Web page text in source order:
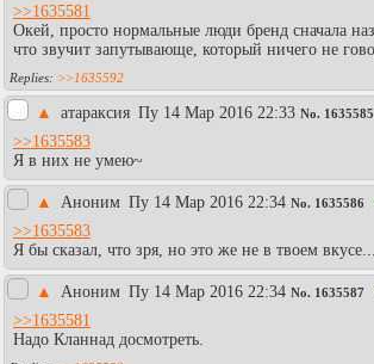
>>1635581
Окей, просто нормальные люди бренд сначала
что звучит запутывающе, который ничего не
>>1635592
▲ атараксия Пy 14 Мар 2016 22:33 No. 1635585
>>1635583
Я в них не умею~
▲ Аноним Пy 14 Мар 2016 22:34 No. 1635586
>>1635583
Я бы сказал, что зря, но это же не в твоем вкусе...
▲ Аноним Пy 14 Мар 2016 22:34 No. 1635587
>>1635581
Надо Кланнад досмотреть.